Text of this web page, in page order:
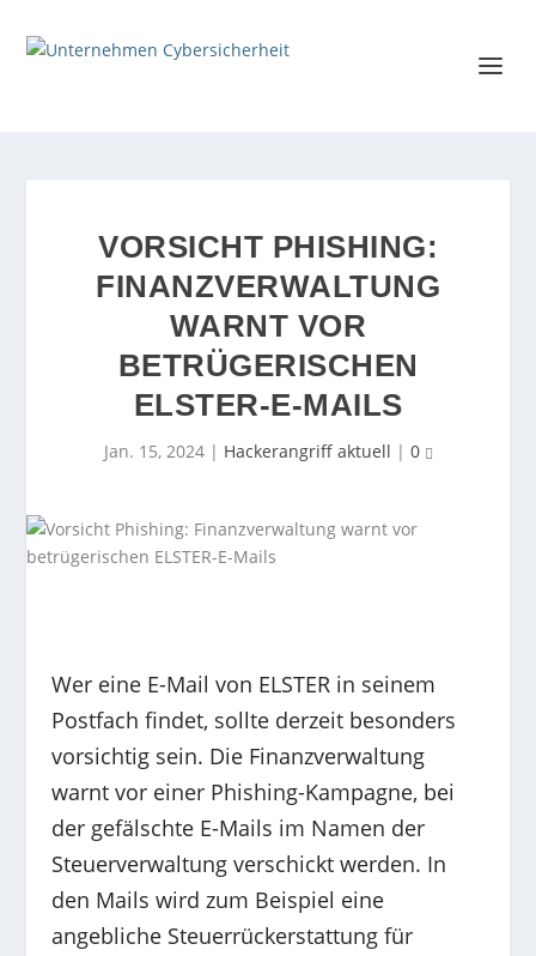
VORSICHT PHISHING:
FINANZVERWALTUNG
WARNT VOR
BETRÜGERISCHEN
ELSTER-E-MAILS
Jan. 15, 2024| Hackerangriff aktuell | 0
Wer eine E-Mail von ELSTER in seinem
Postfach findet, sollte derzeit besonders
vorsichtig sein. Die Finanzverwaltung
warnt vor einer Phishing-Kampagne, bei
der gefälschte E-Mails im Namen der
Steuerverwaltung verschickt werden. In
den Mails wird zum Beispiel eine
angebliche Steuerrückerstattung für